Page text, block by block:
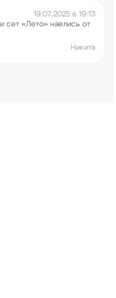
19.07.2025 в 19:13
сет «Лето» наелись от
Никита